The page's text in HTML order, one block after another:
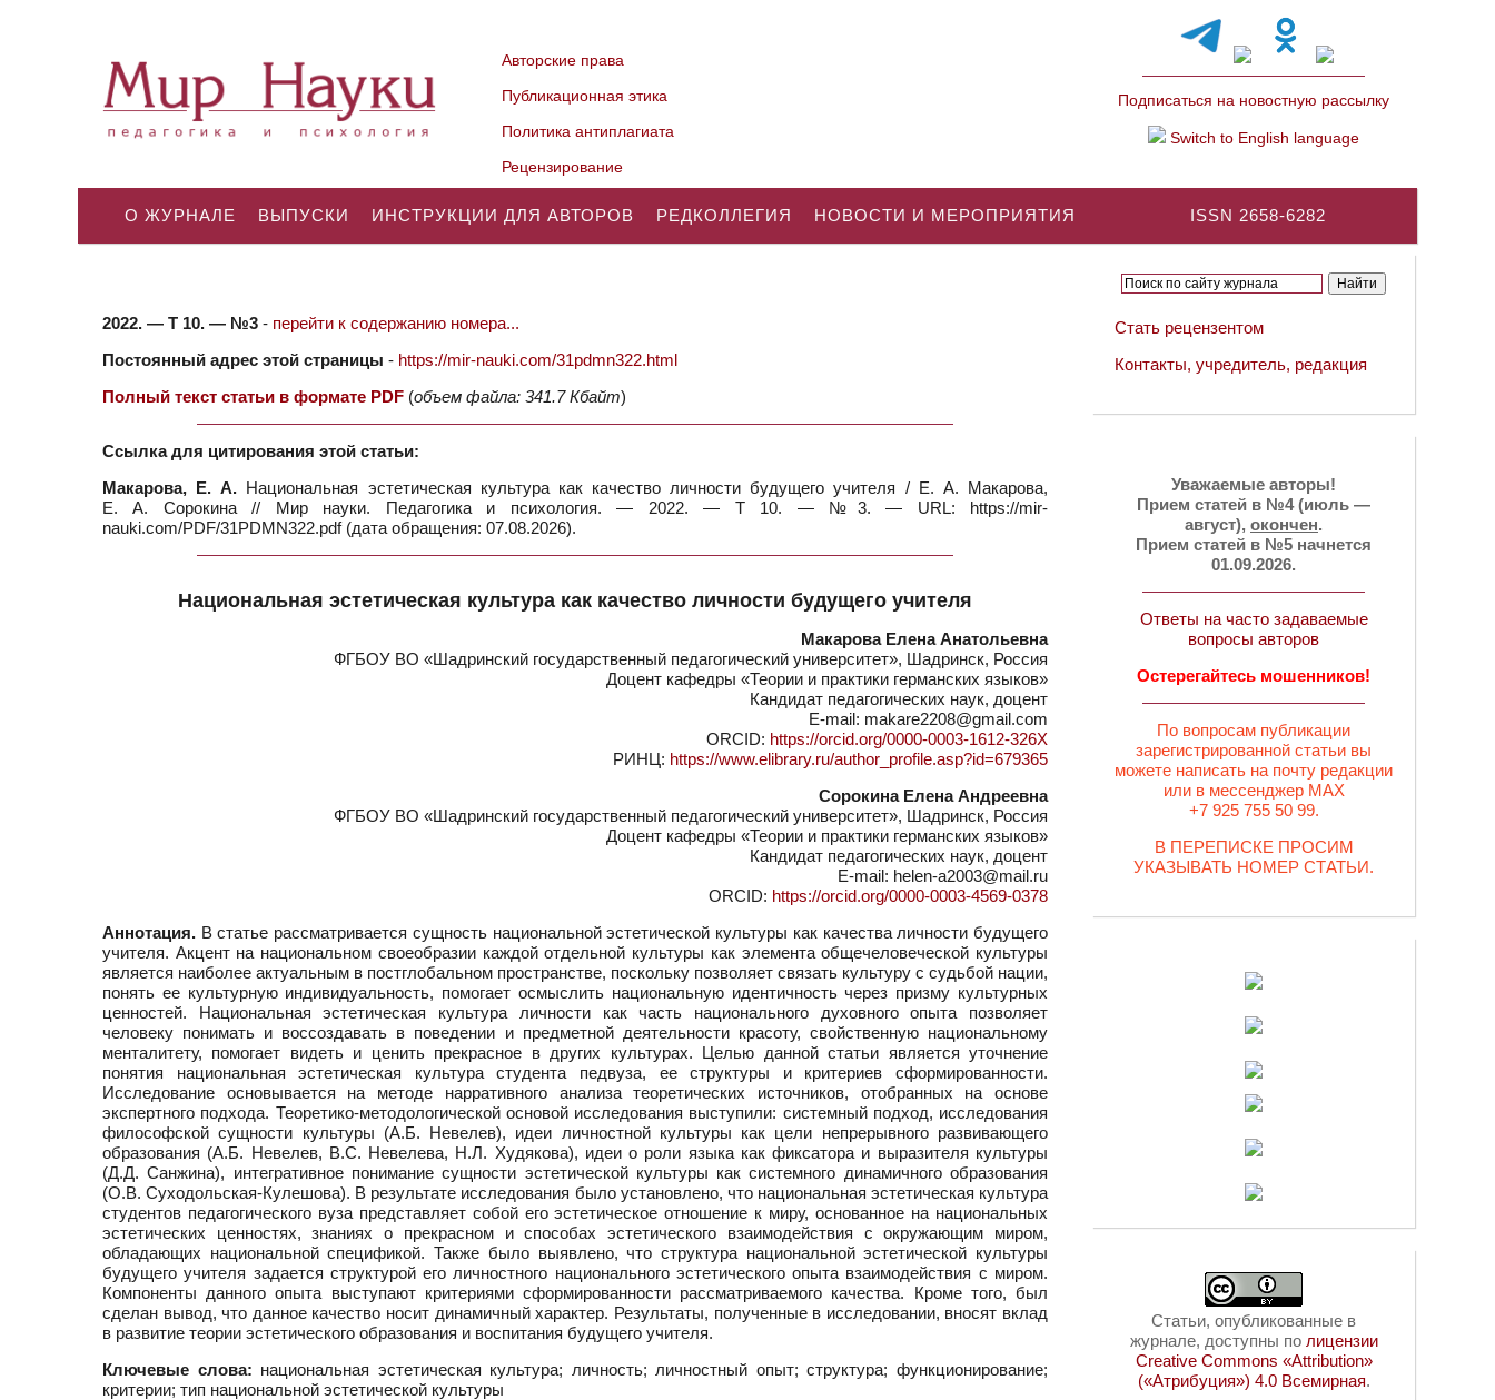
Авторские права
Публикационная этика
Политика антиплагиата
Рецензирование
Подписаться на новостную рассылку
Switch to English language
ISSN 2658-6282
О ЖУРНАЛЕ ВЫПУСКИ ИНСТРУКЦИИ ДЛЯ АВТОРОВ РЕДКОЛЛЕГИЯ НОВОСТИ И МЕРОПРИЯТИЯ
2022. — Т 10. — №3 - перейти к содержанию номера...
Постоянный адрес этой страницы - https://mir-nauki.com/31pdmn322.html
Полный текст статьи в формате PDF (объем файла: 341.7 Кбайт)
Ссылка для цитирования этой статьи:
Макарова, Е. А. Национальная эстетическая культура как качество личности будущего учителя / Е. А. Макарова,
Е. А. Сорокина // Мир науки. Педагогика и психология. — 2022. — Т 10. — №3. — URL: https://mir-
nauki.com/PDF/31PDMN322.pdf (дата обращения: 07.08.2026).
Национальная эстетическая культура как качество личности будущего учителя
Макарова Елена Анатольевна
ФГБОУ ВО «Шадринский государственный педагогический университет», Шадринск, Россия
Доцент кафедры «Теории и практики германских языков»
Кандидат педагогических наук, доцент
E-mail: makare2208@gmail.com
ORCID: https://orcid.org/0000-0003-1612-326X
РИНЦ: https://www.elibrary.ru/author_profile.asp?id=679365
Сорокина Елена Андреевна
ФГБОУ ВО «Шадринский государственный педагогический университет», Шадринск, Россия
Доцент кафедры «Теории и практики германских языков»
Кандидат педагогических наук, доцент
E-mail: helen-a2003@mail.ru
ORCID: https://orcid.org/0000-0003-4569-0378
Аннотация. В статье рассматривается сущность национальной эстетической культуры как качества личности будущего
учителя. Акцент на национальном своеобразии каждой отдельной культуры как элемента общечеловеческой культуры
является наиболее актуальным в постглобальном пространстве, поскольку позволяет связать культуру с судьбой нации,
понять ее культурную индивидуальность, помогает осмыслить национальную идентичность через призму культурных
ценностей. Национальная эстетическая культура личности как часть национального духовного опыта позволяет
человеку понимать и воссоздавать в поведении и предметной деятельности красоту, свойственную национальному
менталитету, помогает видеть и ценить прекрасное в других культурах. Целью данной статьи является уточнение
понятия национальная эстетическая культура студента педвуза, ее структуры и критериев сформированности.
Исследование основывается на методе нарративного анализа теоретических источников, отобранных на основе
экспертного подхода. Теоретико-методологической основой исследования выступили: системный подход, исследования
философской сущности культуры (А.Б. Невелев), идеи личностной культуры как цели непрерывного развивающего
образования (А.Б. Невелев, В.С. Невелева, Н.Л. Худякова), идеи о роли языка как фиксатора и выразителя культуры
(Д.Д. Санжина), интегративное понимание сущности эстетической культуры как системного динамичного образования
(О.В. Суходольская-Кулешова). В результате исследования было установлено, что национальная эстетическая культура
студентов педагогического вуза представляет собой его эстетическое отношение к миру, основанное на национальных
эстетических ценностях, знаниях о прекрасном и способах эстетического взаимодействия с окружающим миром,
обладающих национальной спецификой. Также было выявлено, что структура национальной эстетической культуры
будущего учителя задается структурой его личностного национального эстетического опыта взаимодействия с миром.
Компоненты данного опыта выступают критериями сформированности рассматриваемого качества. Кроме того, был
сделан вывод, что данное качество носит динамичный характер. Результаты, полученные в исследовании, вносят вклад
в развитие теории эстетического образования и воспитания будущего учителя.
Ключевые слова: национальная эстетическая культура; личность; личностный опыт; структура; функционирование;
критерии; тип национальной эстетической культуры
Стать рецензентом
Контакты, учредитель, редакция
Уважаемые авторы!
Прием статей в №4 (июль —
август), окончен.
Прием статей в №5 начнется
01.09.2026.
Ответы на часто задаваемые
вопросы авторов
Остерегайтесь мошенников!
По вопросам публикации
зарегистрированной статьи вы
можете написать на почту редакции
или в мессенджер MAX
+7 925 755 50 99.
В ПЕРЕПИСКЕ ПРОСИМ
УКАЗЫВАТЬ НОМЕР СТАТЬИ.
Статьи, опубликованные в
журнале, доступны по лицензии
Creative Commons «Attribution»
(«Атрибуция») 4.0 Всемирная.